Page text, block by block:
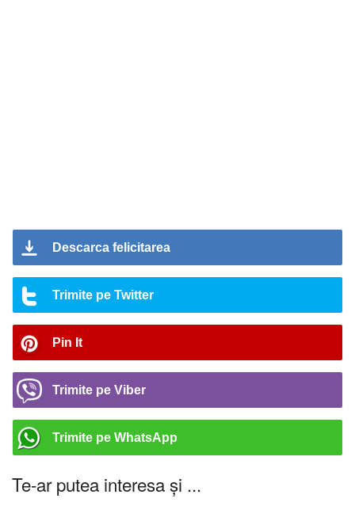
Descarca felicitarea
Trimite pe Twitter
Pin It
Trimite pe Viber
Trimite pe WhatsApp
Te-ar putea interesa și ...